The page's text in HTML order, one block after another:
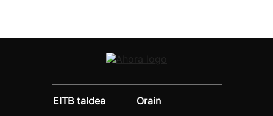
EITB taldea
Orain